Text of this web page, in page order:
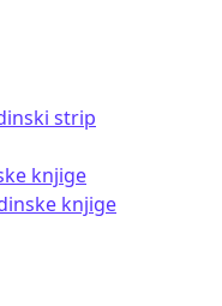
strip
knjige
knjige